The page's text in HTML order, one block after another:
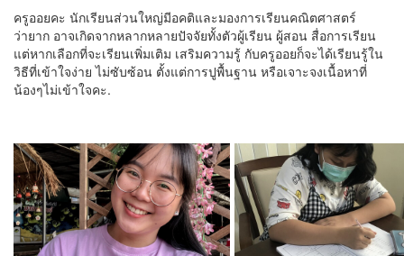
ครูออยคะ นักเรียนส่วนใหญ่มีอคติและมองการเรียนคณิตศาสตร์
ว่ายาก อาจเกิดจากหลากหลายปัจจัยทั้งตัวผู้เรียน ผู้สอน สื่อการเรียน
แต่หากเลือกที่จะเรียนเพิ่มเติม เสริมความรู้ กับครูออยก็จะได้เรียนรู้ใน
วิธีที่เข้าใจง่าย ไม่ซับซ้อน ตั้งแต่การปูพื้นฐาน หรือเจาะจงเนื้อหาที่
น้องๆไม่เข้าใจคะ.